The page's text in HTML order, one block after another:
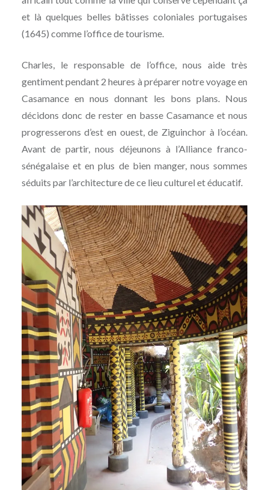
et là quelques belles bâtisses coloniales portugaises
(1645) comme l’office de tourisme.
Charles, le responsable de l’office, nous aide très
gentiment pendant 2 heures à préparer notre voyage en
Casamance en nous donnant les bons plans. Nous
décidons donc de rester en basse Casamance et nous
progresserons d’est en ouest, de Ziguinchor à l’océan.
Avant de partir, nous déjeunons à l’Alliance franco-
sénégalaise et en plus de bien manger, nous sommes
séduits par l’architecture de ce lieu culturel et éducatif.